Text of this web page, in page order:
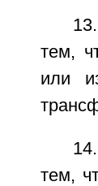
тем,
или
тем,